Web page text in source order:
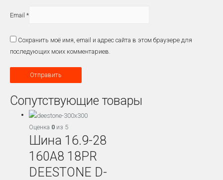
Email *
Сохранить моё имя, email и адрес сайта в этом браузере для
последующих моих комментариев.
Сопутствующие товары
Оценка 0 из 5
Шина 16.9-28
160A8 18PR
DEESTONE D-